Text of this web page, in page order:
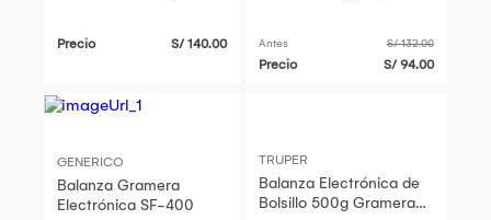
Precio S/ 140.00 Antes S/ 132.00
Precio S/ 94.00
GENERICO
Balanza Gramera
Electrónica SF-400
TRUPER
Balanza Electrónica de
Bolsillo 500g Gramera